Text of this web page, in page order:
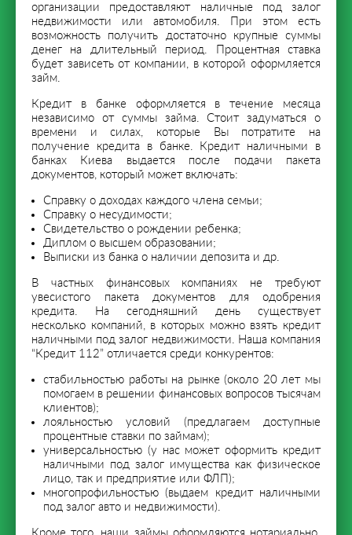
организации предоставляют наличные под залог
недвижимости или автомобиля. При этом есть
возможность получить достаточно крупные суммы
денег на длительный период. Процентная ставка
будет зависеть от компании, в которой оформляется
займ.
Кредит в банке оформляется в течение месяца
независимо от суммы займа. Стоит задуматься о
времени и силах, которые Вы потратите на
получение кредита в банке. Кредит наличными в
банках Киева выдается после подачи пакета
документов, который может включать:
Справку о доходах каждого члена семьи;
Справку о несудимости;
Свидетельство о рождении ребенка;
Диплом о высшем образовании;
Выписки из банка о наличии депозита и др.
В частных финансовых компаниях не требуют
увесистого пакета документов для одобрения
кредита. На сегодняшний день существует
несколько компаний, в которых можно взять кредит
наличными под залог недвижимости. Наша компания
“Кредит 112” отличается среди конкурентов:
стабильностью работы на рынке (около 20 лет мы
помогаем в решении финансовых вопросов тысячам
клиентов);
лояльностью условий (предлагаем доступные
процентные ставки по займам);
универсальностью (у нас может оформить кредит
наличными под залог имущества как физическое
лицо, так и предприятие или ФЛП);
многопрофильностью (выдаем кредит наличными
под залог авто и недвижимости).